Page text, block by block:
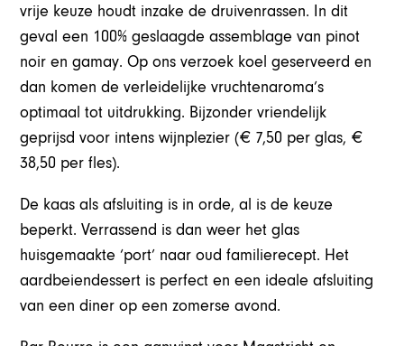
vrije keuze houdt inzake de druivenrassen. In dit
geval een 100% geslaagde assemblage van pinot
noir en gamay. Op ons verzoek koel geserveerd en
dan komen de verleidelijke vruchtenaroma’s
optimaal tot uitdrukking. Bijzonder vriendelijk
geprijsd voor intens wijnplezier (€ 7,50 per glas, €
38,50 per fles).
De kaas als afsluiting is in orde, al is de keuze
beperkt. Verrassend is dan weer het glas
huisgemaakte ‘port’ naar oud familierecept. Het
aardbeiendessert is perfect en een ideale afsluiting
van een diner op een zomerse avond.